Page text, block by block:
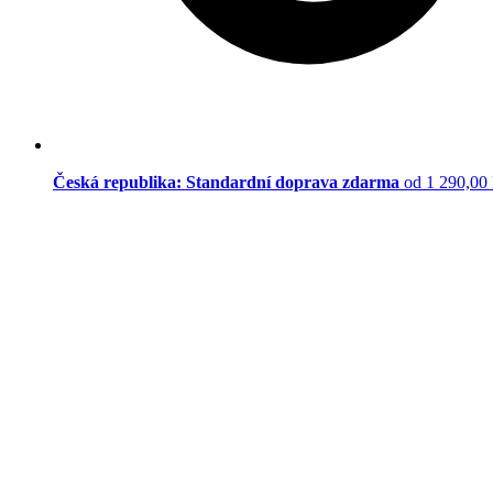
Česká republika: Standardní doprava zdarma od 1 290,00